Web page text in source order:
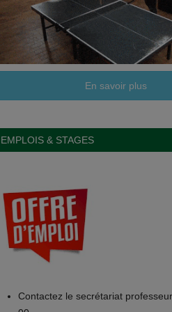
En savoir plus
EMPLOIS & STAGES
Contactez le secrétariat